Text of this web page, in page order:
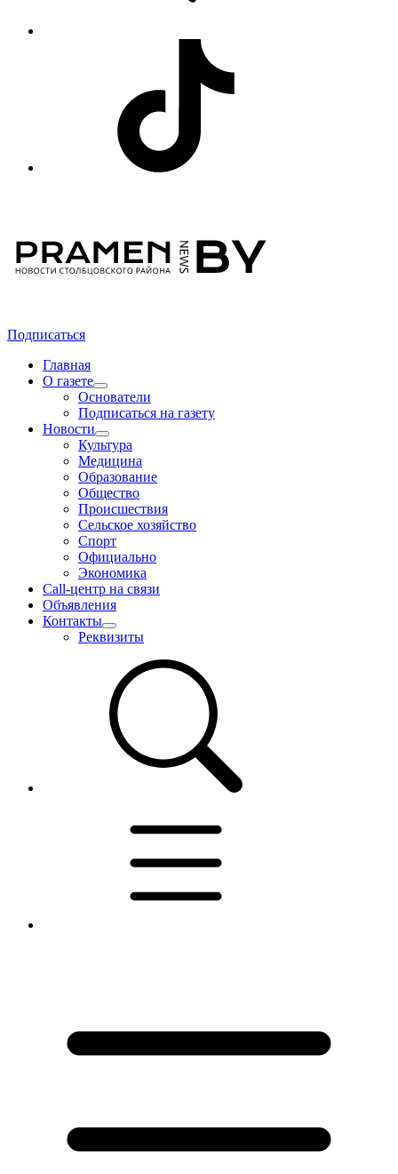
Подписаться
Главная
О газете
Основатели
Подписаться на газету
Новости
Культура
Медицина
Образование
Общество
Происшествия
Сельское хозяйство
Спорт
Официально
Экономика
Call-центр на связи
Объявления
Контакты
Реквизиты